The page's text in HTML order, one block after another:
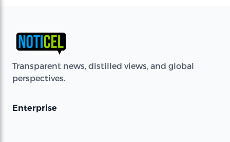
Transparent news, distilled views, and global
perspectives.
Enterprise